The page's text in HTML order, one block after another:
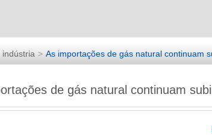
indústria As importações de gás natural continuam
de gás natural continuam